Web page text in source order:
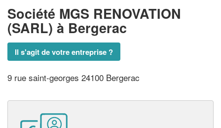
Société MGS RENOVATION
(SARL) à Bergerac
Il s'agit de votre entreprise ?
9 rue saint-georges 24100 Bergerac